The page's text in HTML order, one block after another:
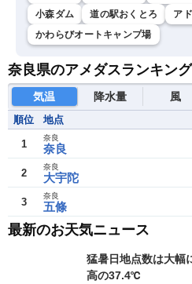
小森ダム
道の駅おくとろ
ア
かわらびオートキャンプ場
奈良県のアメダスランキング
気温 降水量 風
順位 地点
1 奈良
奈良
2 大宇陀
奈良
3 五條
奈良
最新のお天気ニュース
猛暑日地点数は大
高の37.4℃